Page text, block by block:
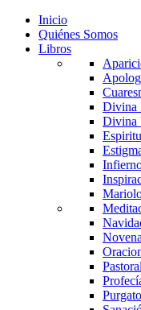
Inicio
Quiénes Somos
Libros
Divina
Divina
Pastoral